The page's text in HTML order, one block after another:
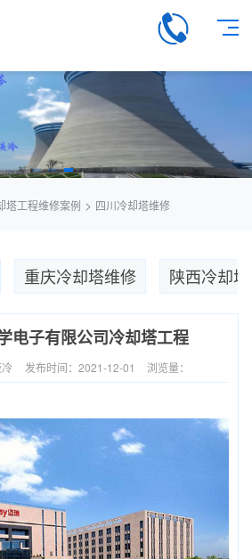
塔工程维修案例 > 四川冷却塔维修
重庆冷却塔维修 陕西冷却
电子有限公司冷却塔工程
发布时间：2021-12-01 浏览量：